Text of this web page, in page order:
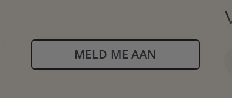
MELD ME AAN